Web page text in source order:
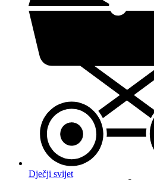
Dječji svijet